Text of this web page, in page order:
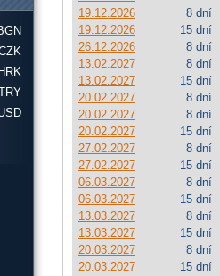
19.12.2026
8 dní
19.12.2026
15 dní
26.12.2026
8 dní
13.02.2027
8 dní
13.02.2027
15 dní
20.02.2027
8 dní
20.02.2027
8 dní
20.02.2027
15 dní
27.02.2027
8 dní
27.02.2027
15 dní
06.03.2027
8 dní
06.03.2027
15 dní
13.03.2027
8 dní
13.03.2027
15 dní
20.03.2027
8 dní
20.03.2027
15 dní